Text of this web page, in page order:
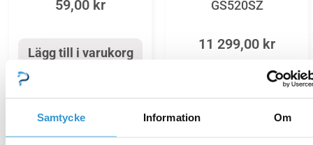
Samtycke Information Om
59,00 kr
Lägg till i varukorg
GS520SZ
11 299,00 kr
Lägg till i varukorg